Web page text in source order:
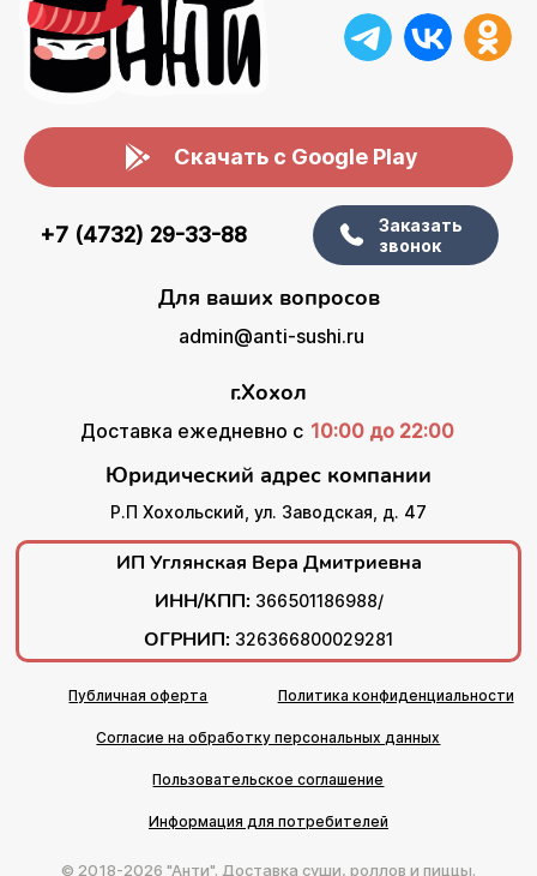
Скачать с Google Play
+7 (4732) 29-33-88
Заказать
звонок
Для ваших вопросов
admin@anti-sushi.ru
г.Хохол
Доставка ежедневно с 10:00 до 22:00
Юридический адрес компании
Р.П Хохольский, ул. Заводская, д. 47
ИП Углянская Вера Дмитриевна
ИНН/КПП: 366501186988/
ОГРНИП: 326366800029281
Публичная оферта Политика конфиденциальности
Согласие на обработку персональных данных
Пользовательское соглашение
Информация для потребителей
© 2018-2026 "Анти". Доставка суши, роллов и пиццы.